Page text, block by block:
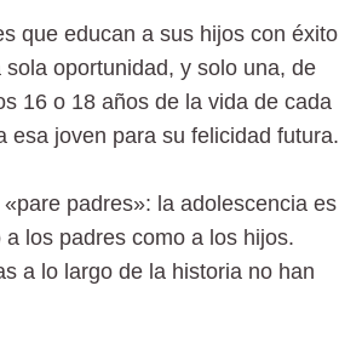
que educan a sus hijos con éxito
oportunidad, y solo una, de
16 o 18 años de la vida de cada
esa joven para su felicidad futura.
padres»: la adolescencia es
los padres como a los hijos.
a lo largo de la historia no han